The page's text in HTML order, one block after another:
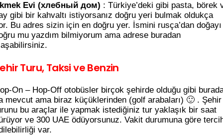
Evi (хлебный дом) : Türkiye’deki gibi pasta, börek
gibi bir kahvaltı istiyorsanız doğru yeri bulmak oldukça
Bu adres sizin için en doğru yer. İsmini rusça’dan doğayı
mu yazdım bilmiyorum ama adrese buradan
Turu, Taksi ve Benzin
On – Hop-Off otobüsler birçok şehirde olduğu gibi
mevcut ama biraz küçüklerinden (golf arabaları) 🙂 . Şehir
bu araçlar ile yapmak istediğiniz tur yaklaşık bir saat
ve 300 UAE ödüyorsunuz. Vakit durumuna göre
var.